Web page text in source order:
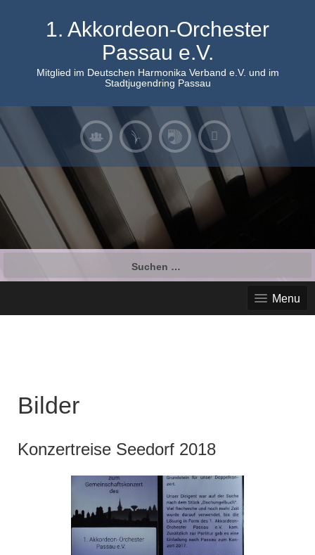
1. Akkordeon-Orchester
Passau e.V.
Mitglied im Deutschen Harmonika Verband e.V. und im
Stadtjugendring Passau
Menu
Bilder
Konzertreise Seedorf 2018